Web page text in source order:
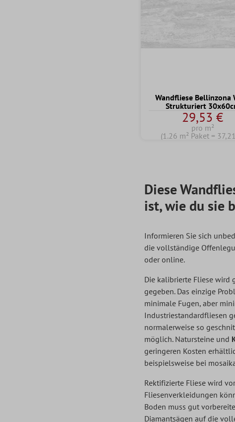
Wandfliese Bellinzona
Strukturiert
29,53 €
pro m²
(1.26 m² Paket =
Diese
ist, wie du sie
Informieren Sie sich
die vollständige
oder online.
Die kalibrierte Fliese wird
gegeben. Das einzige
minimale Fugen, aber
Industriestandardfliesen
normalerweise so
möglich. Natursteine und
geringeren Kosten
beispielsweise bei
Rektifizierte Fliese wird
Fliesenverkleidungen
Boden muss gut
Diamantsägen auf die